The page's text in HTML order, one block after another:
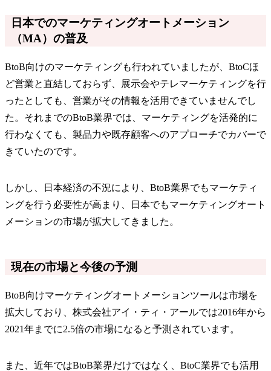
日本でのマーケティングオートメーション
（MA）の普及
BtoB向けのマーケティングも行われていましたが、BtoCほ
ど営業と直結しておらず、展示会やテレマーケティングを行
ったとしても、営業がその情報を活用できていませんでし
た。それまでのBtoB業界では、マーケティングを活発的に
行わなくても、製品力や既存顧客へのアプローチでカバーで
きていたのです。
しかし、日本経済の不況により、BtoB業界でもマーケティ
ングを行う必要性が高まり、日本でもマーケティングオート
メーションの市場が拡大してきました。
現在の市場と今後の予測
BtoB向けマーケティングオートメーションツールは市場を
拡大しており、株式会社アイ・ティ・アールでは2016年から
2021年までに2.5倍の市場になると予測されています。
また、近年ではBtoB業界だけではなく、BtoC業界でも活用